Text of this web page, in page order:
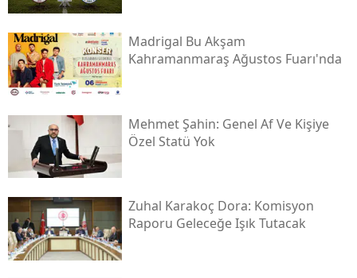
Madrigal Bu Akşam
Kahramanmaraş Ağustos Fuarı'nda
Mehmet Şahin: Genel Af Ve Kişiye
Özel Statü Yok
Zuhal Karakoç Dora: Komisyon
Raporu Geleceğe Işık Tutacak